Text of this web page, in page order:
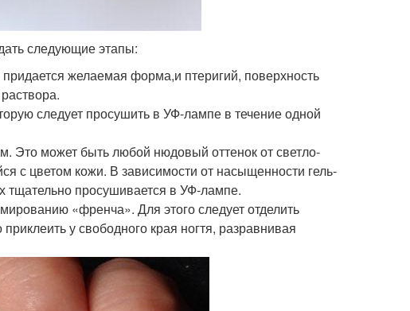
следующие этапы:
желаемая форма,и птеригий, поверхность
следует просушить в УФ-лампе в течение одной
Это может быть любой нюдовый оттенок от светло-
с цветом кожи. В зависимости от насыщенности гель-
тщательно просушивается в УФ-лампе.
«френча». Для этого следует отделить
у свободного края ногтя, разравнивая